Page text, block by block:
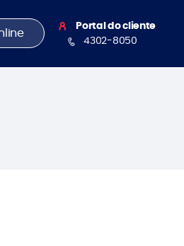
Portal do cliente
4302-8050